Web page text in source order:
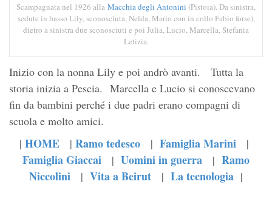
Scampagnata nel 1926 alla Macchia degli Antonini (Pistoia). Da sinistra,
sedute in basso Lily, sconosciuta, Nelda, Mario con in collo Fabio forse),
dietro a sinistra due sconosciuti e poi Julia, Lucio, Marcella, Stefania
Letizia.
Inizio con la nonna Lily e poi andrò avanti. Tutta la
storia inizia a Pescia. Marcella e Lucio si conoscevano
fin da bambini perché i due padri erano compagni di
scuola e molto amici.
| HOME | Ramo tedesco | Famiglia Marini |
Famiglia Giaccai | Uomini in guerra | Ramo
Niccolini | Vita a Beirut | La tecnologia |